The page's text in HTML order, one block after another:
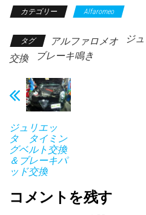
カテゴリー Alfaromeo
タグ アルファロメオ ジ
交換
ブレーキ鳴き
ジュリエッ
タ タイミン
グベルト交換
＆ブレーキパ
ッド交換
コメントを残す